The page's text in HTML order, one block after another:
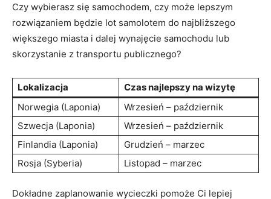
Czy wybierasz się samochodem, czy może lepszym
rozwiązaniem będzie lot samolotem do najbliższego
większego miasta i dalej wynajęcie samochodu lub
skorzystanie z transportu publicznego?
Lokalizacja
Czas najlepszy na wizytę
Norwegia (Laponia)
Wrzesień – październik
Szwecja (Laponia)
Wrzesień – październik
Finlandia (Laponia)
Grudzień – marzec
Rosja (Syberia)
Listopad – marzec
Dokładne zaplanowanie wycieczki pomoże Ci lepiej